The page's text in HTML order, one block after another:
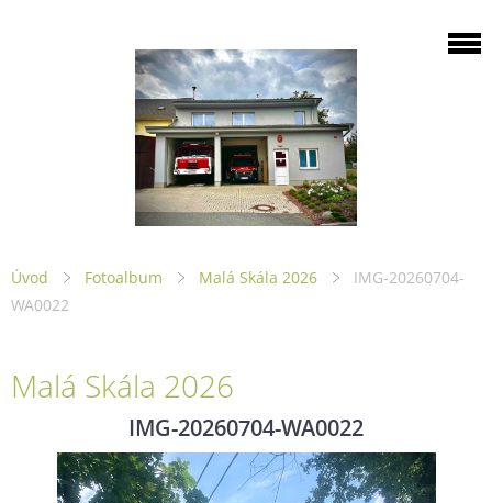
Úvod Fotoalbum Malá Skála 2026
IMG-20260704-
WA0022
Malá Skála 2026
IMG-20260704-WA0022